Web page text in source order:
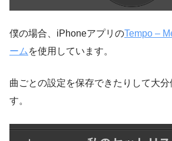
僕の場合、iPhoneアプリのTempo –
ーム を使用しています。
曲ごとの設定を保存できたりして大分
す。